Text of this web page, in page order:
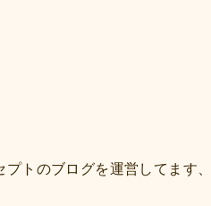
プトのブログを運営してます、